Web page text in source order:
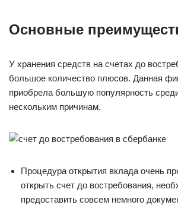
Основные
У хранения средств на счетах до
большое количество плюсов. Данная
приобрела большую популярность
нескольким причинам.
Процедура открытия вклада очень
открыть счет до востребования,
предоставить совсем немного